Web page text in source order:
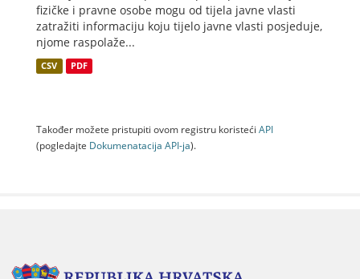
fizičke i pravne osobe mogu od tijela javne vlasti
zatražiti informaciju koju tijelo javne vlasti posjeduje,
njome raspolaže...
CSV PDF
Također možete pristupiti ovom registru koristeći API
(pogledajte Dokumenаtаcijа API-jа).